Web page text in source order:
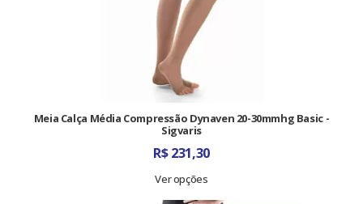
Meia Calça Média Compressão Dynaven 20-30mmhg Basic -
Sigvaris
R$231,30
Ver opções